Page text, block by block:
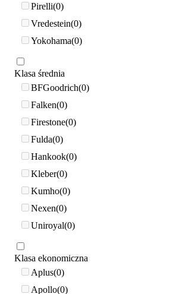
Pirelli 0
Vredestein 0
Yokohama 0
Klasa średnia
BFGoodrich 0
Falken 0
Firestone 0
Fulda 0
Hankook 0
Kleber 0
Kumho 0
Nexen 0
Uniroyal 0
Klasa ekonomiczna
Aplus 0
Apollo 0